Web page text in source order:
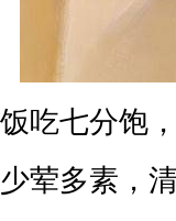
饭吃七分饱
少荤多素，